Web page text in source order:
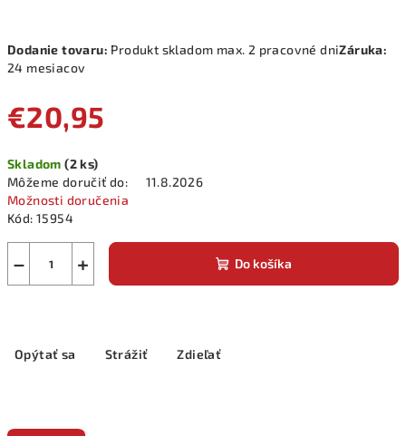
Dodanie tovaru: Produkt skladom max. 2 pracovné dniZáruka:
24 mesiacov
€20,95
cena:
Skladom(2 ks)
Môžeme doručiť do:
11.8.2026
Možnosti doručenia
Kód: 15954
+
− Do košíka
Opýtať sa Strážiť Zdieľať